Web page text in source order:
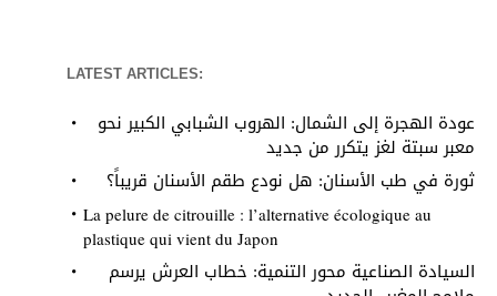
LATEST ARTICLES:
عودة الهجرة إلى الشمال: الهروب الشبابي الكبير نحو
معبر سبتة لغز يتكرر من جديد
ثورة في طب الأسنان: هل نودع طقم الأسنان قريباً؟
La pelure de citrouille : l’alternative écologique au
plastique qui vient du Japon
السيادة الصناعية محور التنمية: خطاب العرش يرسم